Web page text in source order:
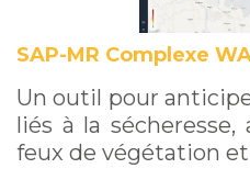
SAP-MR Complexe
Un outil pour
liés à la
feux de végétation